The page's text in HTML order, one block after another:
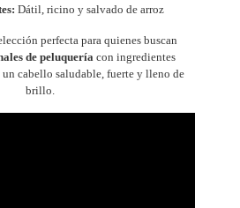
Dátil, ricino y salvado de arroz
perfecta para quienes buscan
de peluquería con ingredientes
un cabello saludable, fuerte y lleno de
brillo.